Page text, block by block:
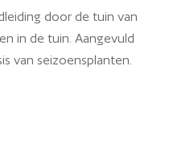
door de tuin van
in de tuin. Aangevuld
van seizoensplanten.